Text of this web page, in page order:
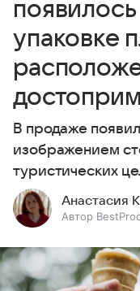
упаковке
В продаже
изображением
туристических
Анастасия
Автор